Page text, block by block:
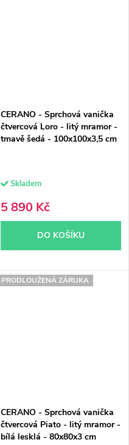
CERANO - Sprchová vanička
čtvercová Loro - litý mramor -
tmavě šedá - 100x100x3,5 cm
Skladem
5 890 Kč
DO KOŠÍKU
PRODLOUŽENÁ ZÁRUKA
CERANO - Sprchová vanička
čtvercová Piato - litý mramor -
bílá lesklá - 80x80x3 cm